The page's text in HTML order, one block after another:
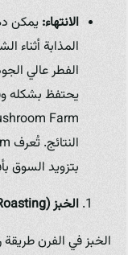
الانتهاء:يمكن
المذابة أثناء
الفطر عالي
يحتفظ بشكله
بتزويد السوق
الخبز (Roasting): إبراز النكهات الطبيعية
الخبز في الفرن